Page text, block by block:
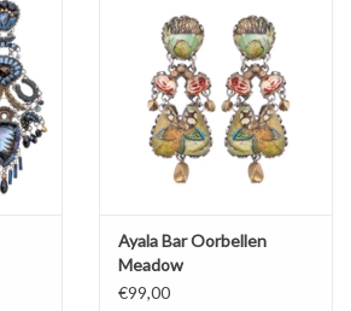
Ayala Bar Oorbellen
Meadow
€99,00